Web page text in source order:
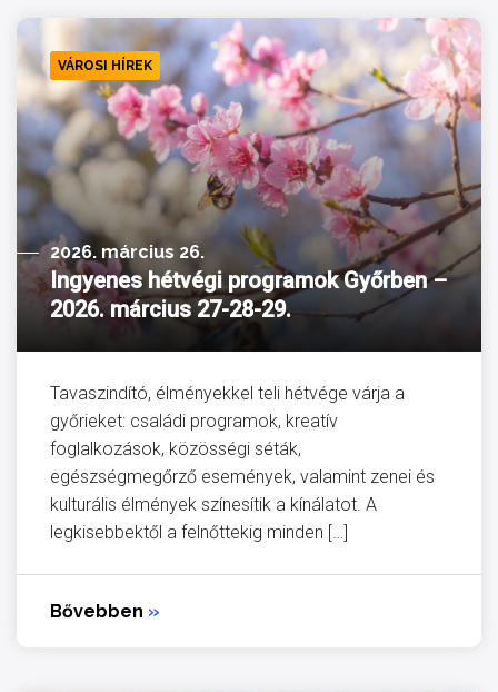
VÁROSI HÍREK
2026. március 26.
Ingyenes hétvégi programok Győrben –
2026. március 27-28-29.
Tavaszindító, élményekkel teli hétvége várja a
győrieket: családi programok, kreatív
foglalkozások, közösségi séták,
egészségmegőrző események, valamint zenei és
kulturális élmények színesítik a kínálatot. A
legkisebbektől a felnőttekig minden […]
Bővebben »